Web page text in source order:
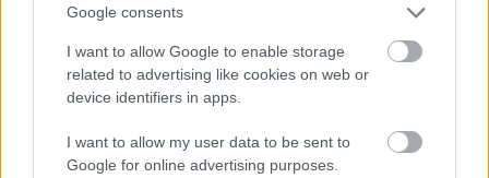
Google consents
I want to allow Google to enable storage
related to advertising like cookies on web or
device identifiers in apps.
I want to allow my user data to be sent to
Google for online advertising purposes.
ΙΣΑ για έξαρση του ιού του Δυτικού